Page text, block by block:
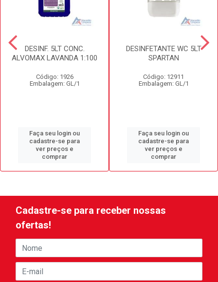
DESINF. 5LT CONC.
ALVOMAX LAVANDA 1:100
Código: 1926
Embalagem: GL/1
Faça seu login ou
cadastre-se para
ver preços e
comprar
DESINFETANTE WC 5LT
SPARTAN
Código: 12911
Embalagem: GL/1
Faça seu login ou
cadastre-se para
ver preços e
comprar
Cadastre-se para receber nossas
ofertas!